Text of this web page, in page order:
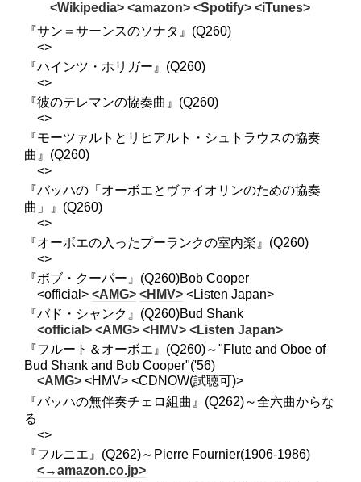
<Wikipedia> <amazon> <Spotify> <iTunes>
『サン＝サーンスのソナタ』(Q260)
<>
『ハインツ・ホリガー』(Q260)
<>
『彼のテレマンの協奏曲』(Q260)
<>
『モーツァルトとリヒアルト・シュトラウスの協奏
曲』(Q260)
<>
『バッハの「オーボエとヴァイオリンのための協奏
曲」』(Q260)
<>
『オーボエの入ったプーランクの室内楽』(Q260)
<>
『ボブ・クーパー』(Q260)Bob Cooper
<official> <AMG> <HMV> <Listen Japan>
『バド・シャンク』(Q260)Bud Shank
<official> <AMG> <HMV> <Listen Japan>
『フルート＆オーボエ』(Q260)～"Flute and Oboe of
Bud Shank and Bob Cooper"('56)
<AMG> <HMV> <CDNOW(試聴可)>
『バッハの無伴奏チェロ組曲』(Q262)～全六曲からな
る
<>
『フルニエ』(Q262)～Pierre Fournier(1906-1986)
<→amazon.co.jp>